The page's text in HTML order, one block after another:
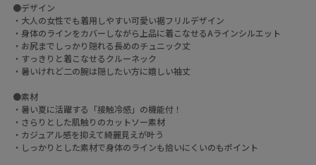
●デザイン
・大人の女性でも着用しやすい可愛い裾フリルデザイン
・身体のラインをカバーしながら上品に着こなせるAラインシルエット
・お尻までしっかり隠れる長めのチュニック丈
・すっきりと着こなせるクルーネック
・暑いけれど二の腕は隠したい方に嬉しい袖丈
●素材
・暑い夏に活躍する「接触冷感」の機能付！
・さらりとした肌触りのカットソー素材
・カジュアル感を抑えて綺麗見えが叶う
・しっかりとした素材で身体のラインも拾いにくいのもポイント